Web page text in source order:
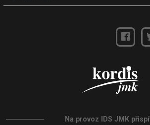
v
Na provoz IDS JMK